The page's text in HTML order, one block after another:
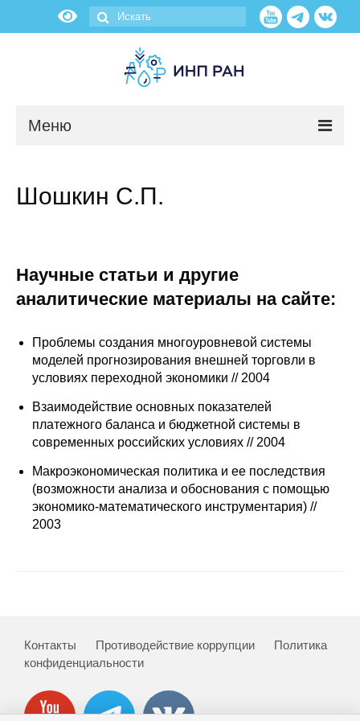
Меню
Научные подразделения
Сотрудники
Отчетность
Противодействие коррупции
Материалы для СМИ
Публикации
О журнале
Номера журналов
Шошкин С.П.
Научные статьи и другие
аналитические материалы на сайте:
Проблемы создания многоуровневой системы
моделей прогнозирования внешней торговли в
условиях переходной экономики // 2004
Взаимодействие основных показателей
платежного баланса и бюджетной системы в
современных российских условиях // 2004
Макроэкономическая политика и ее последствия
(возможности анализа и обоснования с помощью
экономико-математического инструментария) //
2003
Контакты Противодействие коррупции
Политика
конфиденциальности